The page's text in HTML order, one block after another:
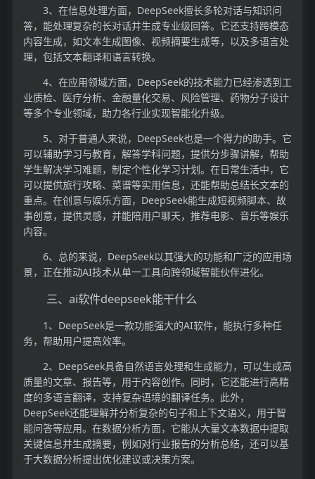
3、在信息处理方面，DeepSeek擅长多轮对话与知识问
答，能处理复杂的长对话并生成专业级回答。它还支持跨模态
内容生成，如文本生成图像、视频摘要生成等，以及多语言处
理，包括文本翻译和语言转换。
4、在应用领域方面，DeepSeek的技术能力已经渗透到工
业质检、医疗分析、金融量化交易、风险管理、药物分子设计
等多个专业领域，助力各行业实现智能化升级。
5、对于普通人来说，DeepSeek也是一个得力的助手。它
可以辅助学习与教育，解答学科问题，提供分步骤讲解，帮助
学生解决学习难题，制定个性化学习计划。在日常生活中，它
可以提供旅行攻略、菜谱等实用信息，还能帮助总结长文本的
重点。在创意与娱乐方面，DeepSeek能生成短视频脚本、故
事创意，提供灵感，并能陪用户聊天，推荐电影、音乐等娱乐
内容。
6、总的来说，DeepSeek以其强大的功能和广泛的应用场
景，正在推动AI技术从单一工具向跨领域智能伙伴进化。
三、ai软件deepseek能干什么
1、DeepSeek是一款功能强大的AI软件，能执行多种任
务，帮助用户提高效率。
2、DeepSeek具备自然语言处理和生成能力，可以生成高
质量的文章、报告等，用于内容创作。同时，它还能进行高精
度的多语言翻译，支持复杂语境的翻译任务。此外，
DeepSeek还能理解并分析复杂的句子和上下文语义，用于智
能问答等应用。在数据分析方面，它能从大量文本数据中提取
关键信息并生成摘要，例如对行业报告的分析总结，还可以基
于大数据分析提出优化建议或决策方案。